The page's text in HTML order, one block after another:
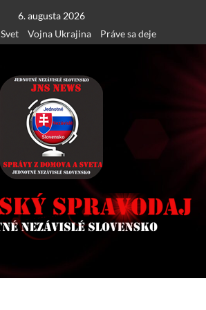
6. augusta 2026
Svet Vojna Ukrajina Práve sa deje